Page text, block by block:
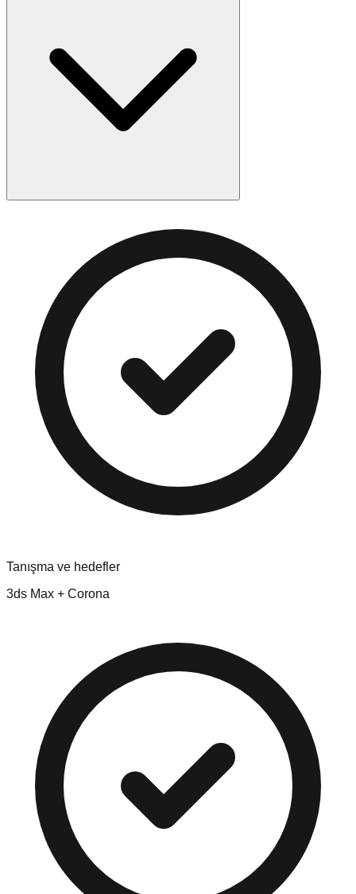
Tanışma ve hedefler
3ds Max + Corona